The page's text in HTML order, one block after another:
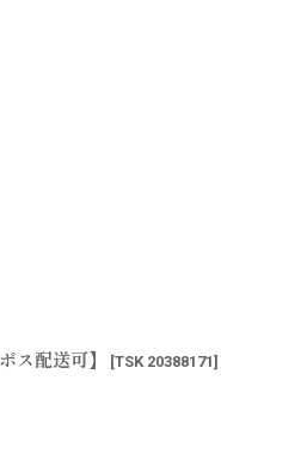
ス配送可】 [TSK 20388171]